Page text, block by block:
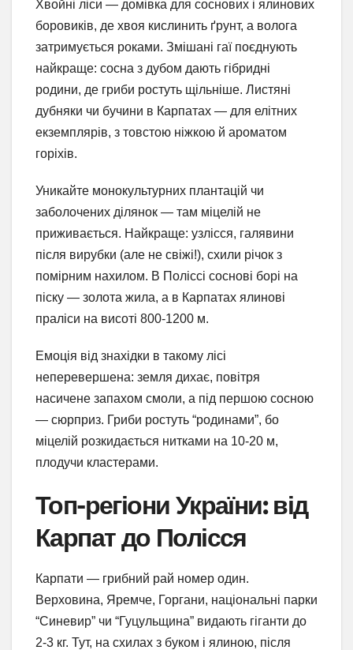
Хвойні ліси — домівка для соснових і ялинових
боровиків, де хвоя кислинить ґрунт, а волога
затримується роками. Змішані гаї поєднують
найкраще: сосна з дубом дають гібридні
родини, де гриби ростуть щільніше. Листяні
дубняки чи бучини в Карпатах — для елітних
екземплярів, з товстою ніжкою й ароматом
горіхів.
Уникайте монокультурних плантацій чи
заболочених ділянок — там міцелій не
приживається. Найкраще: узлісся, галявини
після вирубки (але не свіжі!), схили річок з
помірним нахилом. В Поліссі соснові борі на
піску — золота жила, а в Карпатах ялинові
праліси на висоті 800-1200 м.
Емоція від знахідки в такому лісі
неперевершена: земля дихає, повітря
насичене запахом смоли, а під першою сосною
— сюрприз. Гриби ростуть “родинами”, бо
міцелій розкидається нитками на 10-20 м,
плодучи кластерами.
Топ-регіони України: від
Карпат до Полісся
Карпати — грибний рай номер один.
Верховина, Яремче, Горгани, національні парки
“Синевир” чи “Гуцульщина” видають гіганти до
2-3 кг. Тут, на схилах з буком і ялиною, після